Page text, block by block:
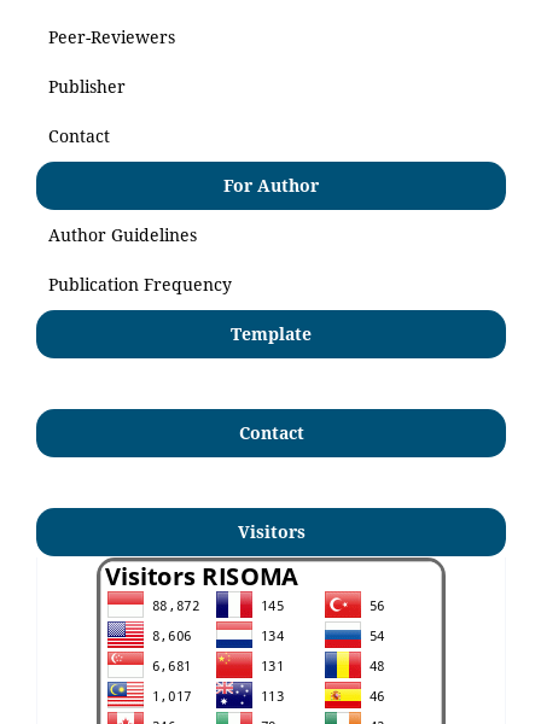
Peer-Reviewers
Publisher
Contact
For Author
Author Guidelines
Publication Frequency
Template
Contact
Visitors